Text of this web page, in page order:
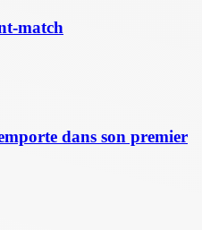
match
dans son premier